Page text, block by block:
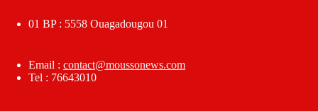
01 BP : 5558 Ouagadougou 01
Email : contact@moussonews.com
Tel : 76643010